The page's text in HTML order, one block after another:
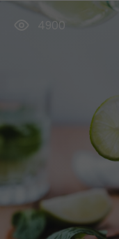
4900